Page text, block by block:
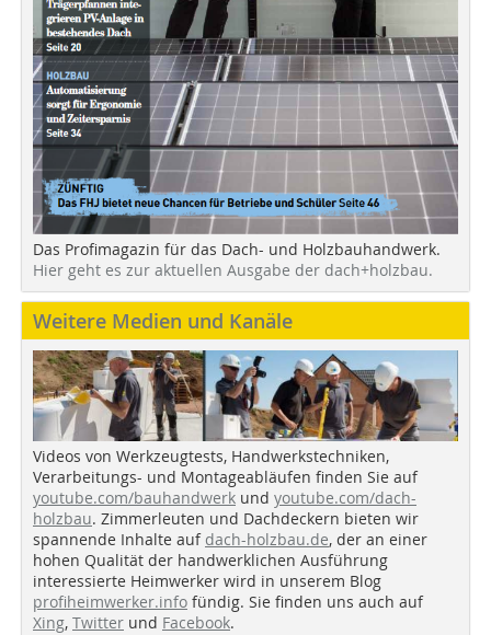
Das Profimagazin für das Dach- und Holzbauhandwerk.
Hier geht es zur aktuellen Ausgabe der dach+holzbau.
Weitere Medien und Kanäle
Videos von Werkzeugtests, Handwerkstechniken,
Verarbeitungs- und Montageabläufen finden Sie auf
youtube.com/bauhandwerk und youtube.com/dach-
holzbau. Zimmerleuten und Dachdeckern bieten wir
spannende Inhalte auf dach-holzbau.de, der an einer
hohen Qualität der handwerklichen Ausführung
interessierte Heimwerker wird in unserem Blog
profiheimwerker.info fündig. Sie finden uns auch auf
Xing, Twitter und Facebook.